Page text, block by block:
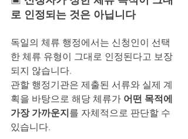
로 인정되는 것은 아닙니다
독일의 체류 행정에서는 신청인이 선택
한 체류 유형이 그대로 인정된다고 보장
되지 않습니다.
관할 행정기관은 제출된 서류와 실제 계
획을 바탕으로 해당 체류가 어떤 목적에
가장 가까운지를 자체적으로 판단할 수
있습니다.